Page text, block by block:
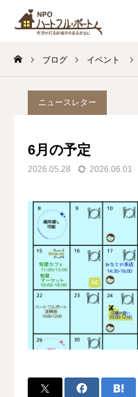
ブログ イベント
ニュースレター
6月の予定
2026.05.28 2026.06.01
スケジュール
アクセス
カフェ
soil 子どもの居場所
つながるまちづくり
最新情報
ブログ